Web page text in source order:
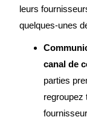
leurs
quelques-unes
canal de
parties
regroupez